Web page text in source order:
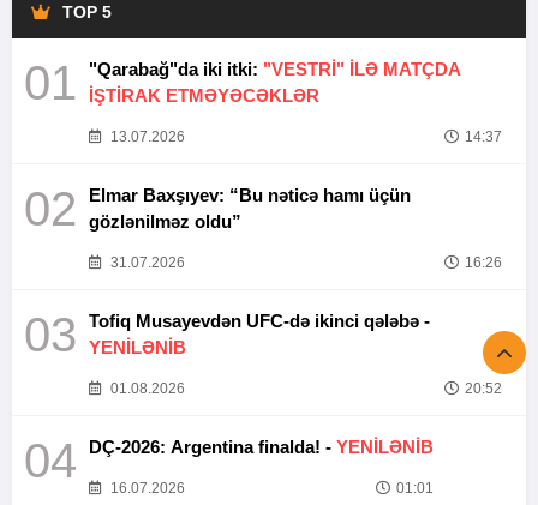
TOP 5
01 "Qarabağ"da iki itki: "VESTRİ" İLƏ MATÇDA
İŞTİRAK ETMƏYƏCƏKLƏR
13.07.2026 14:37
02
Elmar Baxşıyev: “Bu nəticə hamı üçün
gözlənilməz oldu”
31.07.2026 16:26
03
Tofiq Musayevdən UFC-də ikinci qələbə -
YENİLƏNİB
01.08.2026 20:52
04 DÇ-2026: Argentina finalda! - YENİLƏNİB
16.07.2026 01:01